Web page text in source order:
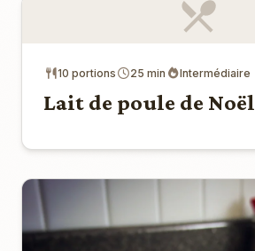
10 portions 25 min Intermédiaire
Lait de poule de Noël